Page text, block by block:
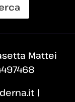
Mattei
|